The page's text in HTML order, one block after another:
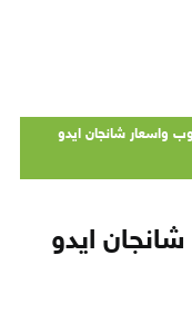
واسعار شانجان ايدو
ايدو